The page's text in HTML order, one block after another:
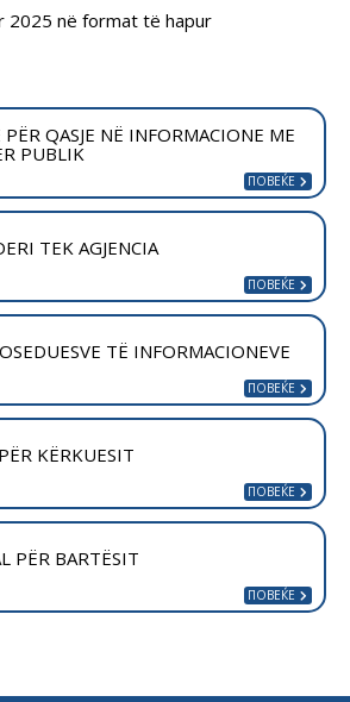
2025 në format të hapur
PËR QASJE NË INFORMACIONE ME
PUBLIK
TEK AGJENCIA
TË INFORMACIONEVE
KËRKUESIT
PËR BARTËSIT